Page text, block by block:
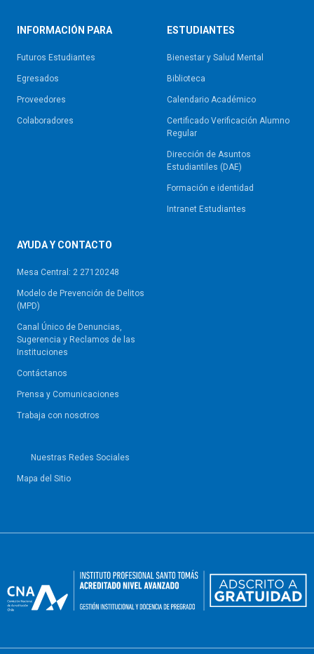
INFORMACIÓN PARA
Futuros Estudiantes
Egresados
Proveedores
Colaboradores
ESTUDIANTES
Bienestar y Salud Mental
Biblioteca
Calendario Académico
Certificado Verificación Alumno
Regular
Dirección de Asuntos
Estudiantiles (DAE)
Formación e identidad
Intranet Estudiantes
AYUDA Y CONTACTO
Mesa Central: 2 27120248
Modelo de Prevención de Delitos
(MPD)
Canal Único de Denuncias,
Sugerencia y Reclamos de las
Instituciones
Contáctanos
Prensa y Comunicaciones
Trabaja con nosotros
Nuestras Redes Sociales
Mapa del Sitio